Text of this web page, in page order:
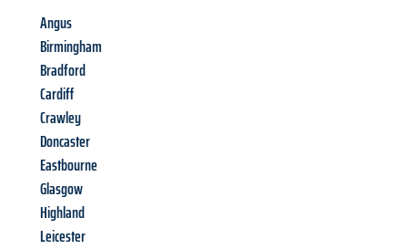
Angus
Birmingham
Bradford
Cardiff
Crawley
Doncaster
Eastbourne
Glasgow
Highland
Leicester